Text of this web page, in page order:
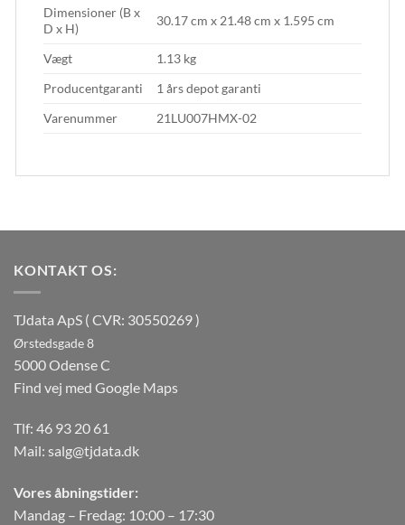
Dimensioner (B x
D x H)
30.17 cm x 21.48 cm x 1.595 cm
Vægt
1.13 kg
Producentgaranti
1 års depot garanti
Varenummer
21LU007HMX-02
KONTAKT OS:
TJdata ApS ( CVR: 30550269 )
Ørstedsgade 8
5000 Odense C
Find vej med Google Maps
Tlf: 46 93 20 61
Mail: salg@tjdata.dk
Vores åbningstider:
Mandag – Fredag: 10:00 – 17:30